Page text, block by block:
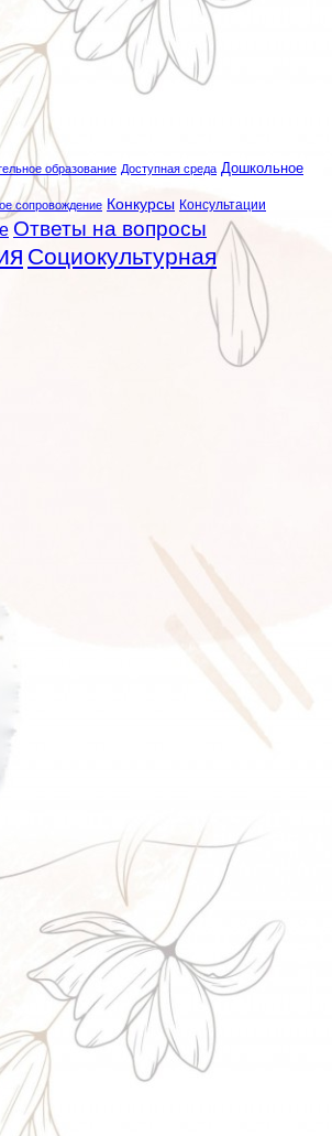
образование Доступная среда Дошкольное
сопровождение Конкурсы Консультации
Ответы на вопросы
Социокультурная